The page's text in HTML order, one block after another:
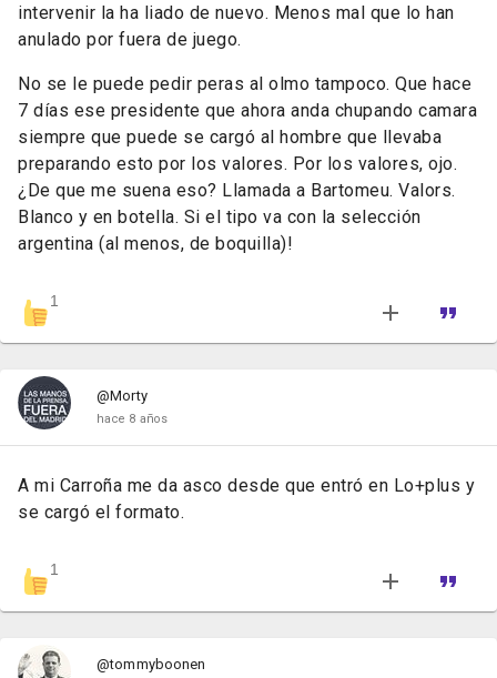
intervenir la ha liado de nuevo. Menos mal que lo han
anulado por fuera de juego.
No se le puede pedir peras al olmo tampoco. Que hace
7 días ese presidente que ahora anda chupando camara
siempre que puede se cargó al hombre que llevaba
preparando esto por los valores. Por los valores, ojo.
¿De que me suena eso? Llamada a Bartomeu. Valors.
Blanco y en botella. Si el tipo va con la selección
argentina (al menos, de boquilla)!
1
@Morty
hace 8 años
A mi Carroña me da asco desde que entró en Lo+plus y
se cargó el formato.
1
@tommyboonen